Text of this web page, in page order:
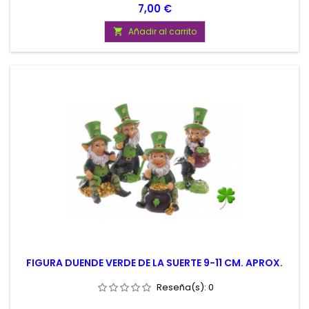
Precio
7,00 €
 Añadir al carrito
FIGURA DUENDE VERDE DE LA SUERTE 9-11 CM. APROX.
Reseña(s): 0